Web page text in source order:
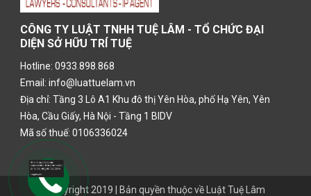
CÔNG TY LUẬT TNHH TUỆ LÂM - TỔ CHỨC ĐẠI
DIỆN SỞ HỮU TRÍ TUỆ
Hotline: 0933.898.868
Email: info@luattuelam.vn
Địa chỉ: Tầng 3 Lô A1 Khu đô thị Yên Hòa, phố Hạ Yên, Yên
Hòa, Cầu Giấy, Hà Nội - Tầng 1 BIDV
Mã số thuế: 0106336024
Copyright 2019 | Bản quyền thuộc vềLuật Tuệ Lâm